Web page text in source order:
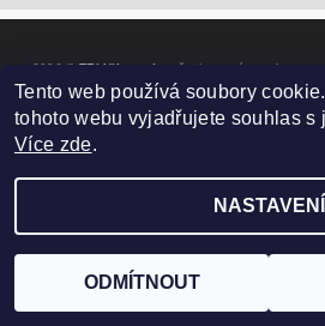
2026 ©TELUX servis , všechna práva vyhrazena
Vytvořil
Tento web používá soubory
tohoto webu vyjadřujete souhlas s
Více zde.
NASTAVENÍ
ODMÍTNOUT